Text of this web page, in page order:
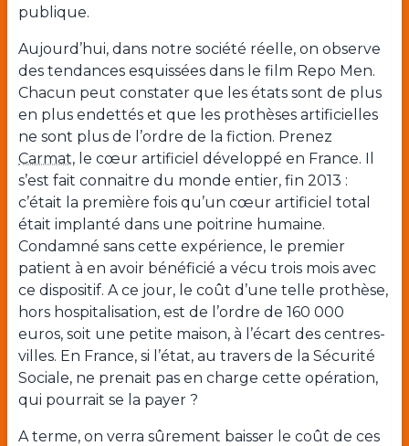
publique.
Aujourd’hui, dans notre société réelle, on observe
des tendances esquissées dans le film Repo Men.
Chacun peut constater que les états sont de plus
en plus endettés et que les prothèses artificielles
ne sont plus de l’ordre de la fiction. Prenez
Carmat, le cœur artificiel développé en France. Il
s’est fait connaitre du monde entier, fin 2013 :
c’était la première fois qu’un cœur artificiel total
était implanté dans une poitrine humaine.
Condamné sans cette expérience, le premier
patient à en avoir bénéficié a vécu trois mois avec
ce dispositif. A ce jour, le coût d’une telle prothèse,
hors hospitalisation, est de l’ordre de 160 000
euros, soit une petite maison, à l’écart des centres-
villes. En France, si l’état, au travers de la Sécurité
Sociale, ne prenait pas en charge cette opération,
qui pourrait se la payer ?
A terme, on verra sûrement baisser le coût de ces